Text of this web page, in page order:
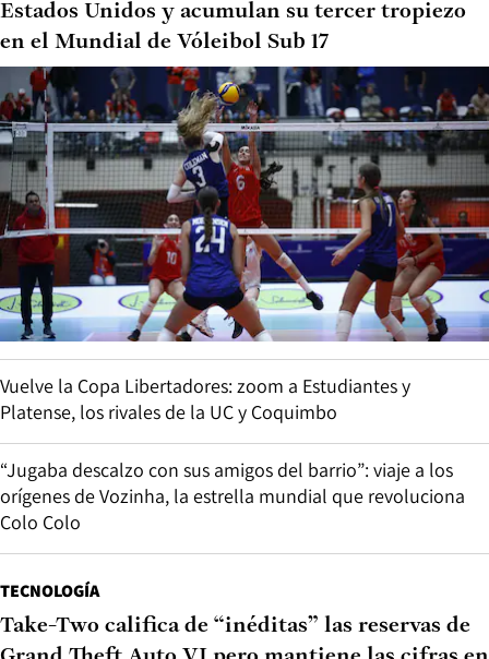
Estados Unidos y acumulan su tercer tropiezo
en el Mundial de Vóleibol Sub 17
Vuelve la Copa Libertadores: zoom a Estudiantes y
Platense, los rivales de la UC y Coquimbo
“Jugaba descalzo con sus amigos del barrio”: viaje a los
orígenes de Vozinha, la estrella mundial que revoluciona
Colo Colo
TECNOLOGÍA
Take-Two califica de “inéditas” las reservas de